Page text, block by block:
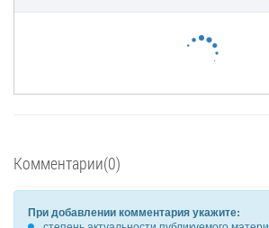
Комментарии(0)
При добавлении комментария укажите: